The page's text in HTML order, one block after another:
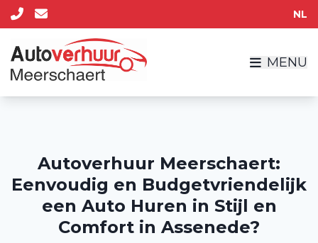
NL
MENU
Autoverhuur Meerschaert:
Eenvoudig en Budgetvriendelijk
een Auto Huren in Stijl en
Comfort in Assenede?